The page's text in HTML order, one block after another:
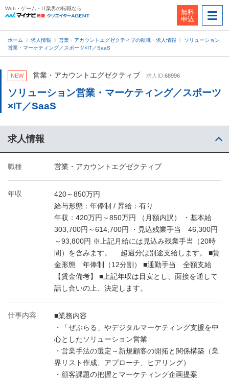
Web・ゲーム・IT業界の転職なら
無料
申込
ホーム 求人情報 営業・アカウントエグゼクティブの転職・求人情報
ソリューション
営業・マーケティング／スポーツ×IT／SaaS
NEW 営業・アカウントエグゼクティブ 求人ID:68996
ソリューション営業・マーケティング／スポーツ
×IT／SaaS
求人情報
職種 営業・アカウントエグゼクティブ
年収
420～850万円
給与形態：年俸制 / 昇給：有り
年収：420万円～850万円 （月額内訳） ・基本給
303,700円～614,700円 ・見込残業手当 46,300円
～93,800円 ※上記月給には見込み残業手当（20時
間）を含みます。 超過分は別途支給します。 ■賃
金形態 年俸制（12分割） ■通勤手当 全額支給
【賃金備考】 ■上記年収は目安とし、面接を通して
話し合いの上、決定します。
仕事内容
■業務内容
・「ぜぶらる」やデジタルマーケティング支援を中
心としたソリューション営業
・営業手法の選定～新規顧客の開拓と関係構築（業
界リスト作成、アプローチ、ヒアリング）
・顧客課題の把握とマーケティング企画提案